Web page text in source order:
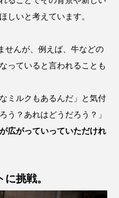
しいと考えています。
せんが、例えば、牛などの
っていると言われることも
ミルクもあるんだ」と気付
う？あれはどうだろう？」
広がっていっていただけれ
挑戦。